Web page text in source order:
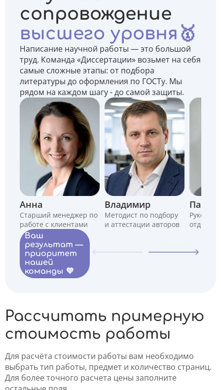
сопровождение
высшего уровня🥇
Написание научной работы — это большой
труд. Команда «Диссертации» возьмет на себя
самые сложные этапы: от подбора
литературы до оформления по ГОСТу. Мы
рядом на каждом шагу - до самой защиты.
Анна
Старший менеджер по
работе с клиентами
Владимир
Методист по подбору
и аттестации авторов
Павел
отдела
Ваш
результат —
приоритет
нашей
команды 💜
Рассчитать примерную
стоимость работы
Для расчёта стоимости работы вам необходимо
выбрать тип работы, предмет и количество страниц.
Для более точного расчета цены заполните